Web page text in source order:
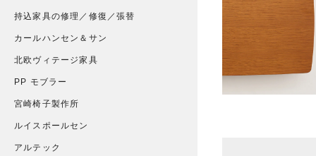
持込家具の修理／修復／張替
カールハンセン＆サン
北欧ヴィテージ家具
PP モブラー
宮崎椅子製作所
ルイスポールセン
アルテック